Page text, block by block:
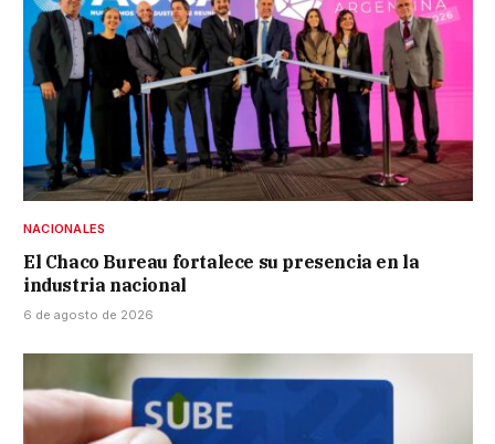
NACIONALES
El Chaco Bureau fortalece su presencia en la
industria nacional
6 de agosto de 2026